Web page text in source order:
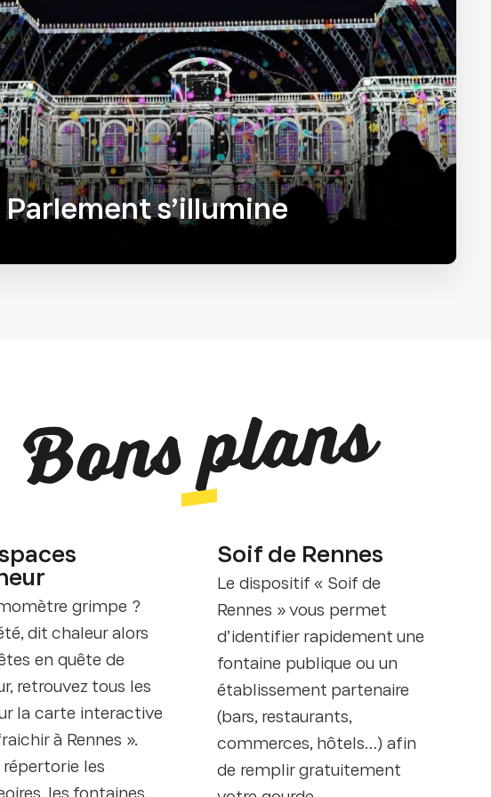
Parlement s’illumine
Bons plans
grimpe ?
dit chaleur alors
en quête de
retrouvez tous les
la carte interactive
à Rennes ».
répertorie les
Soif de Rennes
Le dispositif « Soif de
Rennes » vous permet
d’identifier rapidement une
fontaine publique ou un
établissement partenaire
(bars, restaurants,
commerces, hôtels…) afin
de remplir gratuitement